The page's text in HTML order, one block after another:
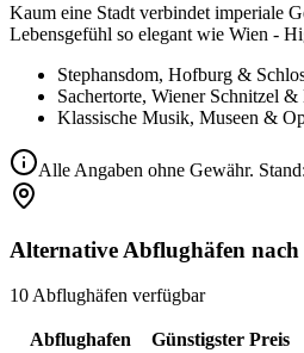
Kaum eine Stadt verbindet imperiale
Lebensgefühl so elegant wie Wien -
Stephansdom, Hofburg &
Sachertorte, Wiener Schnitzel
Klassische Musik, Museen &
Alle Angaben ohne Gewähr. Stand:
Alternative Abflughäfen nach
10 Abflughäfen verfügbar
Abflughafen Günstigster Preis